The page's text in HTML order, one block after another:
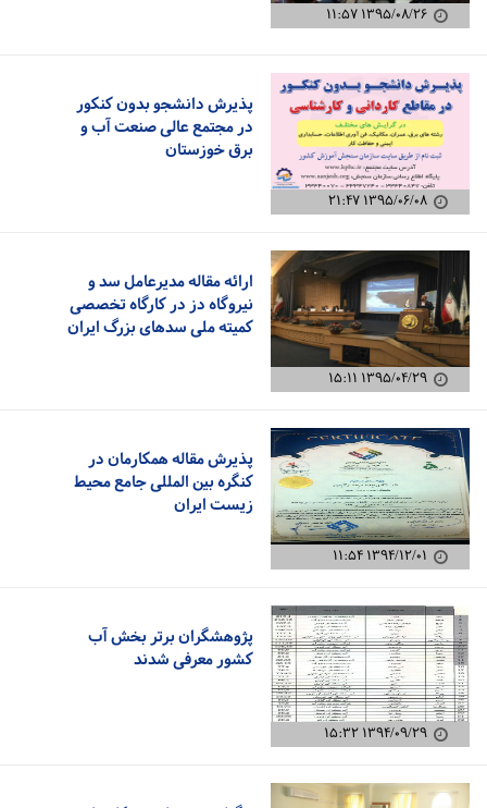
۱۳۹۵/۰۸/۲۶ ۱۱:۵۷
۱۳۹۵/۰۶/۰۸ ۲۱:۴۷
پذیرش دانشجو بدون کنکور
در مجتمع عالی صنعت آب و
برق خوزستان
۱۳۹۵/۰۴/۲۹ ۱۵:۱۱
ارائه مقاله مدیرعامل سد و
نیروگاه دز در کارگاه تخصصی
کمیته ملی سدهای بزرگ ایران
۱۳۹۴/۱۲/۰۱ ۱۱:۵۴
پذیرش مقاله همکارمان در
کنگره بین المللی جامع محیط
زیست ایران
۱۳۹۴/۰۹/۲۹ ۱۵:۳۲
پژوهشگران برتر بخش آب
کشور معرفی شدند